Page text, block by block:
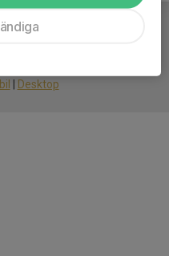
Desktop